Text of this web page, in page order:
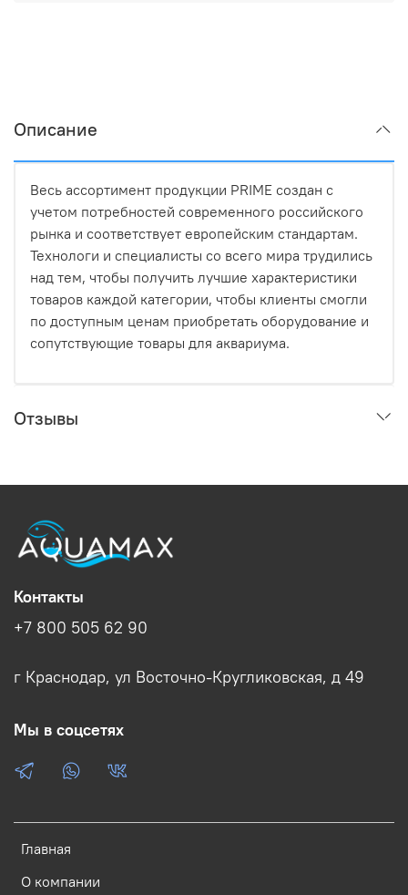
Описание
Весь ассортимент продукции PRIME создан с
учетом потребностей современного российского
рынка и соответствует европейским стандартам.
Технологи и специалисты со всего мира трудились
над тем, чтобы получить лучшие характеристики
товаров каждой категории, чтобы клиенты смогли
по доступным ценам приобретать оборудование и
сопутствующие товары для аквариума.
Отзывы
Главная
О компании
Контакты
+7 800 505 62 90
г Краснодар, ул Восточно-Кругликовская, д 49
Мы в соцсетях